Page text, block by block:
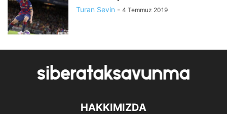
Turan Sevin - 4 Temmuz 2019
HAKKIMIZDA